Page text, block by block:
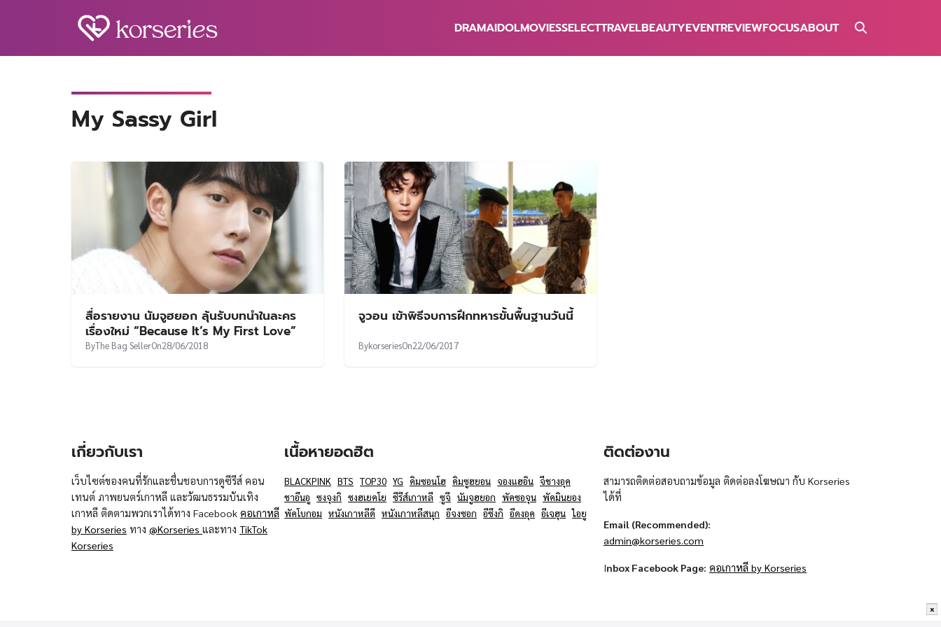
x
DRAMAIDOLMOVIESSELECTTRAVELBEAUTYEVENTREVIEWFOCUSABOUT
My Sassy Girl
สื่อรายงาน นัมจูฮยอก ลุ้นรับบทนำในละคร
เรื่องใหม่ “Because It’s My First Love”
ByThe Bag SellerOn28/06/2018
จูวอน เข้าพิธีจบการฝึกทหารขั้นพื้นฐานวันนี้
BykorseriesOn22/06/2017
เกี่ยวกับเรา
เว็บไซต์ของคนที่รักและชื่นชอบการดูซีรีส์ คอน
เทนต์ ภาพยนตร์เกาหลี และวัฒนธรรมบันเทิง
เกาหลี ติดตามพวกเราได้ทาง Facebook คอเกาหลี
by Korseries ทาง @Korseries และทาง TikTok
Korseries
เนื้อหายอดฮิต
BLACKPINK BTS TOP30 YG คิมซอนโฮ คิมซูฮยอน จองแฮอิน จีชางอุค
ชาอึนอู ซงจุงกิ ซงฮเยคโย ซีรีส์เกาหลี ซูจี นัมจูฮยอก พัคซอจุน พัคมินยอง
พัคโบกอม หนังเกาหลีดี หนังเกาหลีสนุก อีจงซอก อีซึงกิ อีดงอุค อีเจฮุน ไอยู
ติดต่องาน
สามารถติดต่อสอบถามข้อมูล ติดต่อลงโฆษณา กับ Korseries
ได้ที่
Email (Recommended):
admin@korseries.com
Inbox Facebook Page: คอเกาหลี by Korseries